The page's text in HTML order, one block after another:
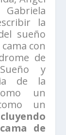
la
sueño
con
de
y
de la
un
un
de